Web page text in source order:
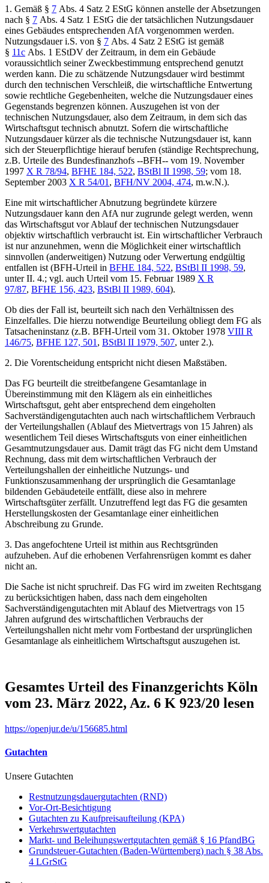
1. Gemäß § 7 Abs. 4 Satz 2 EStG können anstelle der Absetzungen
nach § 7 Abs. 4 Satz 1 EStG die der tatsächlichen Nutzungsdauer
eines Gebäudes entsprechenden AfA vorgenommen werden.
Nutzungsdauer i.S. von § 7 Abs. 4 Satz 2 EStG ist gemäß
§ 11c Abs. 1 EStDV der Zeitraum, in dem ein Gebäude
voraussichtlich seiner Zweckbestimmung entsprechend genutzt
werden kann. Die zu schätzende Nutzungsdauer wird bestimmt
durch den technischen Verschleiß, die wirtschaftliche Entwertung
sowie rechtliche Gegebenheiten, welche die Nutzungsdauer eines
Gegenstands begrenzen können. Auszugehen ist von der
technischen Nutzungsdauer, also dem Zeitraum, in dem sich das
Wirtschaftsgut technisch abnutzt. Sofern die wirtschaftliche
Nutzungsdauer kürzer als die technische Nutzungsdauer ist, kann
sich der Steuerpflichtige hierauf berufen (ständige Rechtsprechung,
z.B. Urteile des Bundesfinanzhofs --BFH-- vom 19. November
1997 X R 78/94, BFHE 184, 522, BStBl II 1998, 59; vom 18.
September 2003 X R 54/01 , BFH/NV 2004, 474, m.w.N.).
Eine mit wirtschaftlicher Abnutzung begründete kürzere
Nutzungsdauer kann den AfA nur zugrunde gelegt werden, wenn
das Wirtschaftsgut vor Ablauf der technischen Nutzungsdauer
objektiv wirtschaftlich verbraucht ist. Ein wirtschaftlicher Verbrauch
ist nur anzunehmen, wenn die Möglichkeit einer wirtschaftlich
sinnvollen (anderweitigen) Nutzung oder Verwertung endgültig
entfallen ist (BFH-Urteil in BFHE 184, 522, BStBl II 1998, 59,
unter II. 4.; vgl. auch Urteil vom 15. Februar 1989 X R
97/87, BFHE 156, 423, BStBl II 1989, 604).
Ob dies der Fall ist, beurteilt sich nach den Verhältnissen des
Einzelfalles. Die hierzu notwendige Beurteilung obliegt dem FG als
Tatsacheninstanz (z.B. BFH-Urteil vom 31. Oktober 1978 VIII R
146/75, BFHE 127, 501 , BStBl II 1979, 507, unter 2.).
2. Die Vorentscheidung entspricht nicht diesen Maßstäben.
Das FG beurteilt die streitbefangene Gesamtanlage in
Übereinstimmung mit den Klägern als ein einheitliches
Wirtschaftsgut, geht aber entsprechend dem eingeholten
Sachverständigengutachten auch nach wirtschaftlichem Verbrauch
der Verteilungshallen (Ablauf des Mietvertrags von 15 Jahren) als
wesentlichem Teil dieses Wirtschaftsguts von einer einheitlichen
Gesamtnutzungsdauer aus. Damit trägt das FG nicht dem Umstand
Rechnung, dass mit dem wirtschaftlichen Verbrauch der
Verteilungshallen der einheitliche Nutzungs- und
Funktionszusammenhang der ursprünglich die Gesamtanlage
bildenden Gebäudeteile entfällt, diese also in mehrere
Wirtschaftsgüter zerfällt. Unzutreffend legt das FG die gesamten
Herstellungskosten der Gesamtanlage einer einheitlichen
Abschreibung zu Grunde.
3. Das angefochtene Urteil ist mithin aus Rechtsgründen
aufzuheben. Auf die erhobenen Verfahrensrügen kommt es daher
nicht an.
Die Sache ist nicht spruchreif. Das FG wird im zweiten Rechtsgang
zu berücksichtigen haben, dass nach dem eingeholten
Sachverständigengutachten mit Ablauf des Mietvertrags von 15
Jahren aufgrund des wirtschaftlichen Verbrauchs der
Verteilungshallen nicht mehr vom Fortbestand der ursprünglichen
Gesamtanlage als einheitlichem Wirtschaftsgut auszugehen ist.
Gesamtes Urteil des Finanzgerichts Köln
vom 23. März 2022, Az. 6 K 923/20 lesen
https://openjur.de/u/156685.html
Gutachten
Unsere Gutachten
Restnutzungsdauergutachten (RND)
Vor-Ort-Besichtigung
Gutachten zu Kaufpreisaufteilung (KPA)
Verkehrswertgutachten
Markt- und Beleihungswertgutachten gemäß § 16 PfandBG
Grundsteuer-Gutachten (Baden-Württemberg) nach § 38 Abs.
4 LGrStG